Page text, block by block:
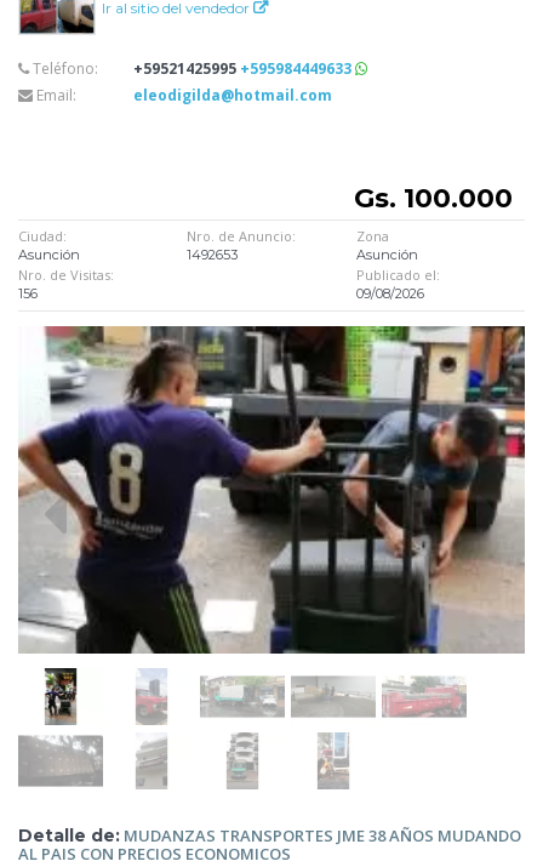
Ir al sitio del vendedor
Teléfono: +59521425995 +595984449633
Email:
eleodigilda@hotmail.com
Gs. 100.000
Ciudad:
Asunción
Nro. de Anuncio:
1492653
Zona
Asunción
Nro. de Visitas:
156
Publicado el:
09/08/2026
Detalle de: MUDANZAS TRANSPORTES JME 38 AÑOS MUDANDO
AL PAIS CON PRECIOS ECONOMICOS